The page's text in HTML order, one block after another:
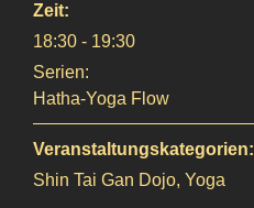
Zeit:
18:30 - 19:30
Serien:
Hatha-Yoga Flow
Veranstaltungskategorien:
Shin Tai Gan Dojo, Yoga